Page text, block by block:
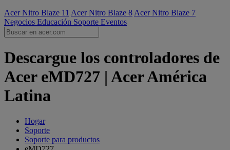
Acer Nitro Blaze 11 Acer Nitro Blaze 8 Acer Nitro Blaze 7
Negocios Educación Soporte Eventos
Descargue los controladores de
Acer eMD727 | Acer América
Latina
Hogar
Soporte
Soporte para productos